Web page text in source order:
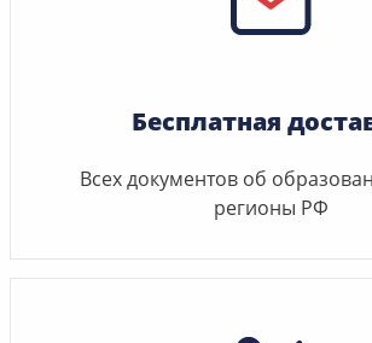
Бесплатная
Всех документов об
регионы РФ